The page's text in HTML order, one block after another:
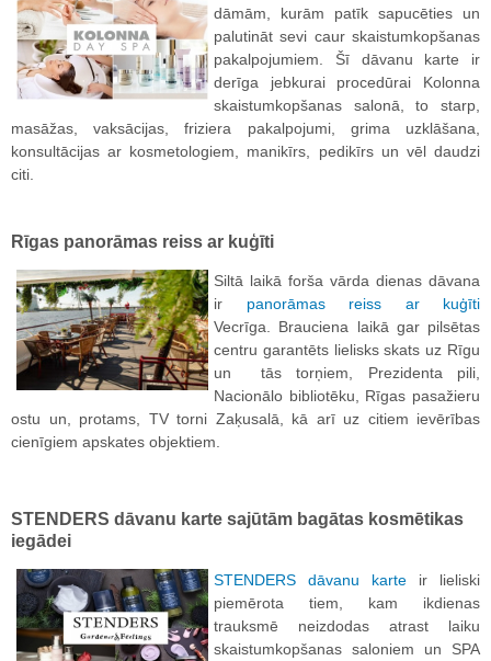
dāmām, kurām patīk sapucēties un
palutināt sevi caur skaistumkopšanas
pakalpojumiem. Šī dāvanu karte ir
derīga jebkurai procedūrai Kolonna
skaistumkopšanas salonā, to starp,
masāžas, vaksācijas, friziera pakalpojumi, grima uzklāšana,
konsultācijas ar kosmetologiem, manikīrs, pedikīrs un vēl daudzi
citi.
Rīgas panorāmas reiss ar kuģīti
Siltā laikā forša vārda dienas dāvana
ir panorāmas reiss ar kuģīti
Vecrīga. Brauciena laikā gar pilsētas
centru garantēts lielisks skats uz Rīgu
un tās torņiem, Prezidenta pili,
Nacionālo bibliotēku, Rīgas pasažieru
ostu un, protams, TV torni Zaķusalā, kā arī uz citiem ievērības
cienīgiem apskates objektiem.
STENDERS dāvanu karte sajūtām bagātas kosmētikas
iegādei
STENDERS dāvanu karte ir lieliski
piemērota tiem, kam ikdienas
trauksmē neizdodas atrast laiku
skaistumkopšanas saloniem un SPA